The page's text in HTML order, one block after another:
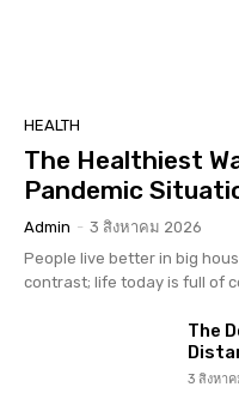
HEALTH
The Healthiest
Pandemic
Admin - 3 สิงหาคม 2026
People live better in big
contrast; life today is full of
The
3 สิงหา